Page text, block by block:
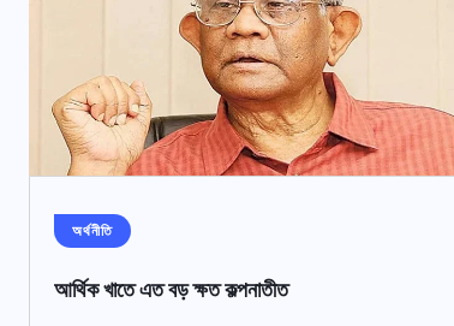
অর্থনীতি
আর্থিক খাতে এত বড় ক্ষত কল্পনাতীত